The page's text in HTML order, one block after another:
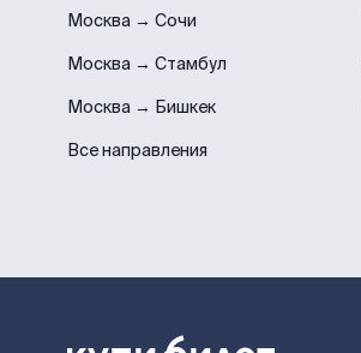
Москва → Сочи
Москва → Стамбул
Москва → Бишкек
Все направления